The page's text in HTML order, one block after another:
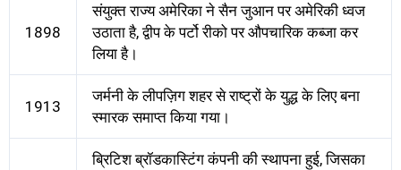
1898
संयुक्त राज्य अमेरिका ने सैन जुआन पर अमेरिकी ध्वज
उठाता है, द्वीप के पर्टो रीको पर औपचारिक कब्जा कर
लिया है।
1913
जर्मनी के लीपज़िग शहर से राष्ट्रों के युद्ध के लिए बना
स्मारक समाप्त किया गया।
ब्रिटिश ब्रॉडकास्टिंग कंपनी की स्थापना हुई, जिसका